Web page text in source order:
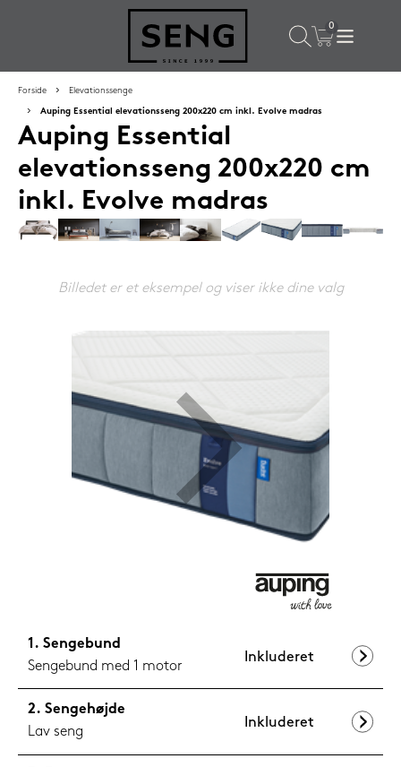
599,-
Forside Elevationssenge
Auping Essential elevationsseng 200x220 cm inkl. Evolve madras
Auping Essential
elevationsseng 200x220 cm
inkl. Evolve madras
Billedet er et eksempel og viser ikke dine valg
Sengebund
Sengebund med 1 motor
Inkluderet
Sengehøjde
Lav seng
Inkluderet